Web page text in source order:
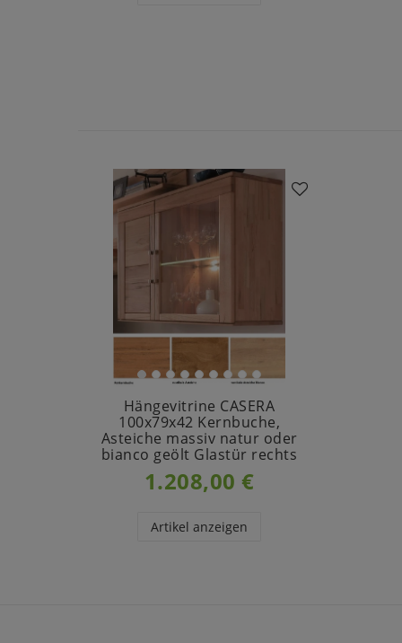
Hängevitrine CASERA
100x79x42 Kernbuche,
Asteiche massiv natur oder
bianco geölt Glastür rechts
1.208,00 €
Artikel anzeigen